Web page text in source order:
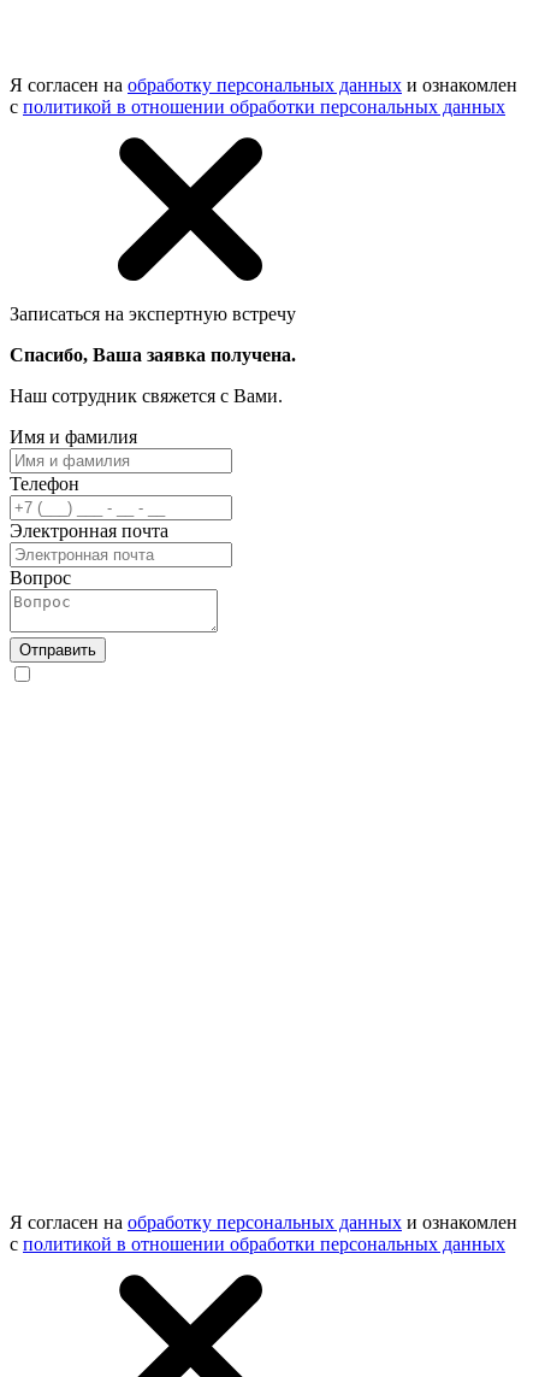
Я согласен на обработку персональных данных и ознакомлен
с политикой в отношении обработки персональных данных
Записаться на экспертную встречу
Спасибо, Ваша заявка получена.
Наш сотрудник свяжется с Вами.
Имя и фамилия
Телефон
Электронная почта
Вопрос
Отправить
Я согласен на обработку персональных данных и ознакомлен
с политикой в отношении обработки персональных данных